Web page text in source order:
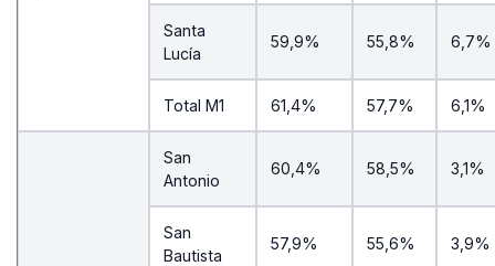
Santa
Lucía
59,9% 55,8% 6,7%
Total M1 61,4% 57,7% 6,1%
San
Antonio
60,4% 58,5% 3,1%
San
Bautista
57,9% 55,6% 3,9%